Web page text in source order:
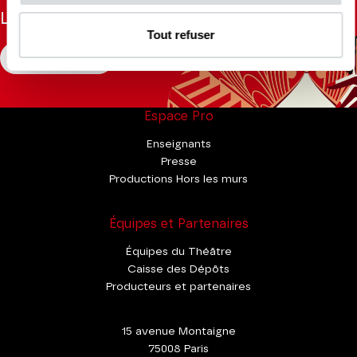
Tout refuser
La Brochure
CONSULTER
Espace Pro
Enseignants
Presse
Productions Hors les murs
Équipes et Partenaires
Équipes du Théâtre
Caisse des Dépôts
Producteurs et partenaires
15 avenue Montaigne
75008 Paris